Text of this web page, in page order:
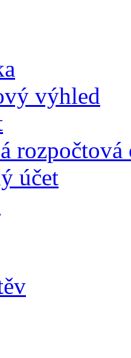
výhled
rozpočtová
účet